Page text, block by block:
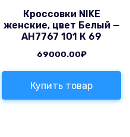
Кроссовки NIKE
женские, цвет Белый —
AH7767 101 К 69
69000.00₽
Купить товар